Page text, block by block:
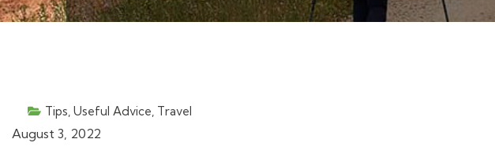
Tips, Useful Advice, Travel
August 3, 2022